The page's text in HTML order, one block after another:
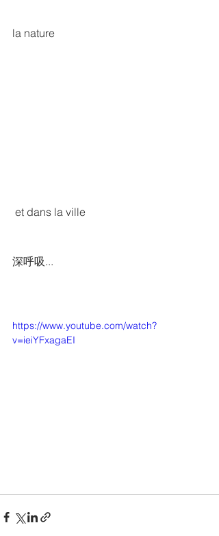
la nature
et dans la ville
深呼吸...
https://www.youtube.com/watch?
v=ieiYFxagaEI